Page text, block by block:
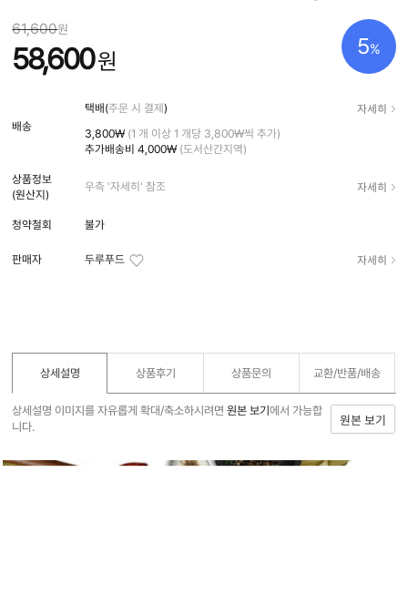
5%
61,600원
58,600원
배송
택배(주문 시 결제) 자세히
3,800₩ (1 개 이상 1 개당 3,800₩씩 추가)
추가배송비 4,000₩ (도서산간지역)
상품정보
(원산지)
우측 '자세히' 참조 자세히
청약철회 불가
판매자 두루푸드 자세히
상세설명 상품후기 상품문의 교환/반품/배송
상세설명 이미지를 자유롭게 확대/축소하시려면원본 보기에서 가능합
니다.
원본 보기